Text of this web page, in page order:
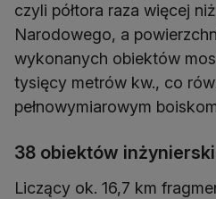
czyli półtora raza więcej
Narodowego, a
wykonanych obiektów
tysięcy metrów kw., co
pełnowymiarowym
38 obiektów
Liczący ok. 16,7 km